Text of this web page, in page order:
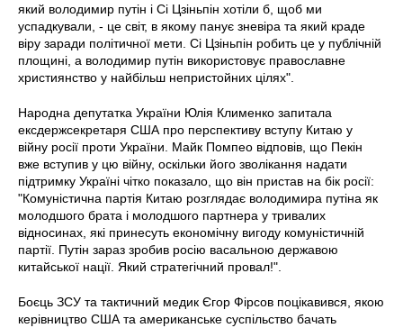
який володимир путін і Сі Цзіньпін хотіли б, щоб ми
успадкували, - це світ, в якому панує зневіра та який краде
віру заради політичної мети. Сі Цзіньпін робить це у публічній
площині, а володимир путін використовує православне
християнство у найбільш непристойних цілях".
Народна депутатка України Юлія Клименко запитала
ексдержсекретаря США про перспективу вступу Китаю у
війну росії проти України. Майк Помпео відповів, що Пекін
вже вступив у цю війну, оскільки його зволікання надати
підтримку Україні чітко показало, що він пристав на бік росії:
"Комуністична партія Китаю розглядає володимира путіна як
молодшого брата і молодшого партнера у тривалих
відносинах, які принесуть економічну вигоду комуністичній
партії. Путін зараз зробив росію васальною державою
китайської нації. Який стратегічний провал!".
Боєць ЗСУ та тактичний медик Єгор Фірсов поцікавився, якою
керівництво США та американське суспільство бачать